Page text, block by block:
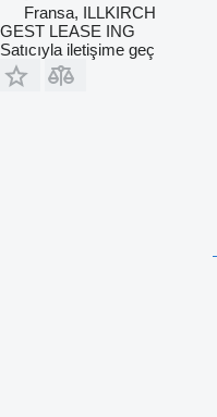
Fransa, ILLKIRCH
GEST LEASE ING
Satıcıyla iletişime geç